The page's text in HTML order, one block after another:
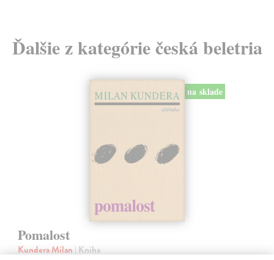
Ďalšie z kategórie česká beletria
na sklade
Pomalost
Kundera Milan | Kniha